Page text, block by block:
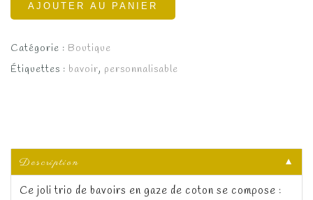
AJOUTER AU PANIER
Catégorie : Boutique
Étiquettes : bavoir, personnalisable
Description
▼
Ce joli trio de bavoirs en gaze de coton se compose :